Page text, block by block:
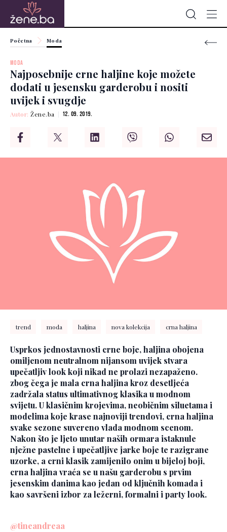
Početna Moda
MODA
Najposebnije crne haljine koje možete
dodati u jesensku garderobu i nositi
uvijek i svugdje
Autor:Žene.ba 12. 09. 2019.
trend moda haljina nova kolekcija crna haljina
Usprkos jednostavnosti crne boje, haljina obojena
omiljenom neutralnom nijansom uvijek stvara
upečatljiv look koji nikad ne prolazi nezapaženo.
zbog čega je mala crna haljina kroz desetljeća
zadržala status ultimativnog klasika u modnom
svijetu. U klasičnim krojevima, neobičnim siluetama i
modelima koje krase najnoviji trendovi, crna haljina
svake sezone suvereno vlada modnom scenom.
Nakon što je ljeto unutar naših ormara istaknule
nježne pastelne i upečatljive jarke boje te razigrane
uzorke, a crni klasik zamijenilo onim u bijeloj boji,
crna haljina vraća se u našu garderobu s prvim
jesenskim danima kao jedan od ključnih komada i
kao savršeni izbor za ležerni, formalni i party look.
@tineandreaa